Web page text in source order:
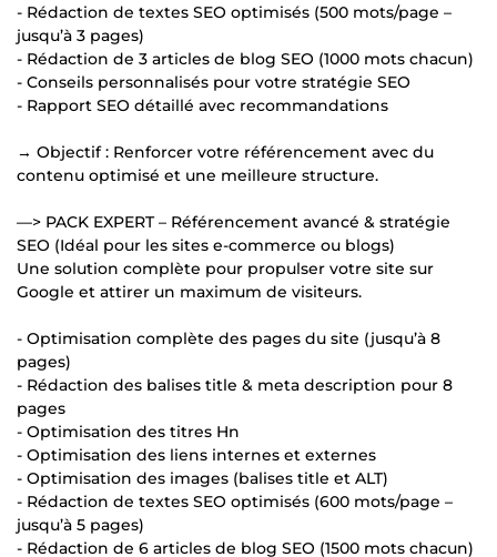
- Rédaction de textes SEO optimisés (500 mots/page –
jusqu’à 3 pages)
- Rédaction de 3 articles de blog SEO (1000 mots chacun)
- Conseils personnalisés pour votre stratégie SEO
- Rapport SEO détaillé avec recommandations
→ Objectif : Renforcer votre référencement avec du
contenu optimisé et une meilleure structure.
—> PACK EXPERT – Référencement avancé & stratégie
SEO (Idéal pour les sites e-commerce ou blogs)
Une solution complète pour propulser votre site sur
Google et attirer un maximum de visiteurs.
- Optimisation complète des pages du site (jusqu’à 8
pages)
- Rédaction des balises title & meta description pour 8
pages
- Optimisation des titres Hn
- Optimisation des liens internes et externes
- Optimisation des images (balises title et ALT)
- Rédaction de textes SEO optimisés (600 mots/page –
jusqu’à 5 pages)
- Rédaction de 6 articles de blog SEO (1500 mots chacun)